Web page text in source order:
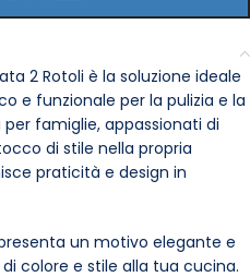
2 Rotoli è la soluzione ideale
e funzionale per la pulizia e la
famiglie, appassionati di
di stile nella propria
praticità e design in
un motivo elegante e
colore e stile alla tua cucina.